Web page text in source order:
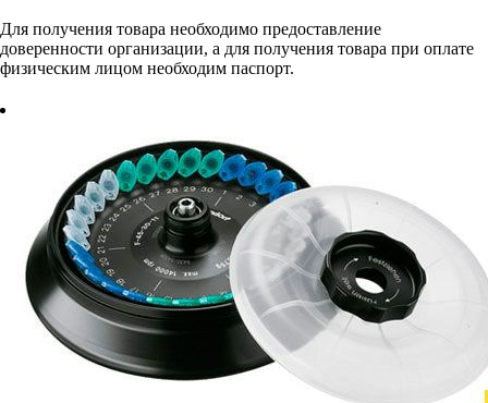
Для получения товара необходимо предоставление
доверенности организации, а для получения товара при оплате
физическим лицом необходим паспорт.